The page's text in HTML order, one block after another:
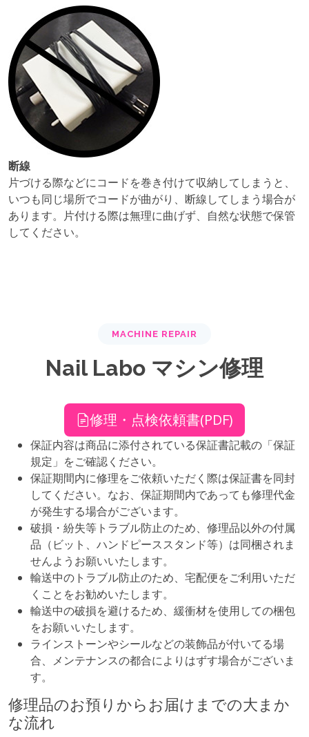
断線
片づける際などにコードを巻き付けて収納してしまうと、
いつも同じ場所でコードが曲がり、断線してしまう場合が
あります。片付ける際は無理に曲げず、自然な状態で保管
してください。
MACHINE REPAIR
Nail Labo マシン修理
修理・点検依頼書(PDF)
保証内容は商品に添付されている保証書記載の「保証
規定」をご確認ください。
保証期間内に修理をご依頼いただく際は保証書を同封
してください。なお、保証期間内であっても修理代金
が発生する場合がございます。
破損・紛失等トラブル防止のため、修理品以外の付属
品（ビット、ハンドピーススタンド等）は同梱されま
せんようお願いいたします。
輸送中のトラブル防止のため、宅配便をご利用いただ
くことをお勧めいたします。
輸送中の破損を避けるため、緩衝材を使用しての梱包
をお願いいたします。
ラインストーンやシールなどの装飾品が付いてる場
合、メンテナンスの都合によりはずす場合がございま
す。
修理品のお預りからお届けまでの大まか
な流れ